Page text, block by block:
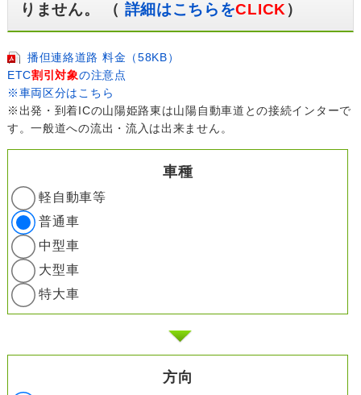
りません。 （ 詳細はこちらをCLICK ）
播但連絡道路 料金（58KB）
ETC割引対象の注意点
※車両区分はこちら
※出発・到着ICの山陽姫路東は山陽自動車道との接続インターで
す。一般道への流出・流入は出来ません。
車種
軽自動車等
普通車
中型車
大型車
特大車
方向